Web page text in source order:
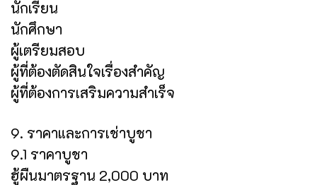
นักเรียน
นักศึกษา
ผู้เตรียมสอบ
ผู้ที่ต้องตัดสินใจเรื่องสำคัญ
ผู้ที่ต้องการเสริมความสำเร็จ
9. ราคาและการเช่าบูชา
9.1 ราคาบูชา
ฮู้ผืนมาตรฐาน 2,000 บาท